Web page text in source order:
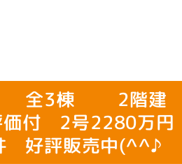
６ 全3棟 2階建
価付 2号2280万円
好評販売中(^^♪